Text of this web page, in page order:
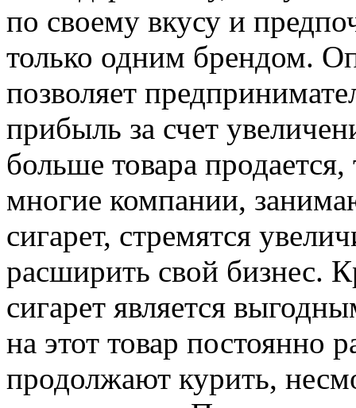
по своему вкусу и
только одним брендом.
позволяет
прибыль за счет
больше товара
многие компании,
сигарет, стремятся
расширить свой бизнес.
сигарет является
на этот товар постоянно
продолжают курить,